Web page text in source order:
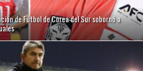
de Fútbol de Corea del Sur sobornó a